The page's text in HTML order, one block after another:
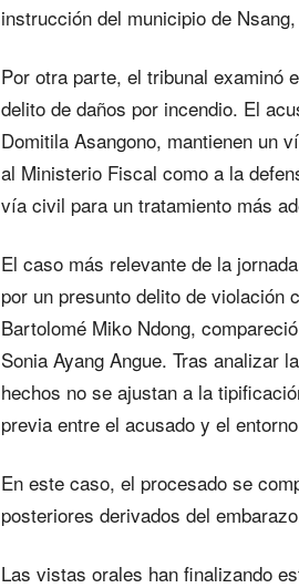
instrucción del municipio de
Por otra parte, el tribunal examinó
delito de daños por incendio. El
Domitila Asangono, mantienen un
al Ministerio Fiscal como a la
vía civil para un tratamiento más
El caso más relevante de la
por un presunto delito de violación
Bartolomé Miko Ndong,
Sonia Ayang Angue. Tras analizar
hechos no se ajustan a la
previa entre el acusado y el
En este caso, el procesado se
posteriores derivados del
Las vistas orales han finalizando